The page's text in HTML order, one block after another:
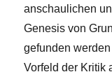
anschaulichen
Genesis von
gefunden
Vorfeld der Kritik